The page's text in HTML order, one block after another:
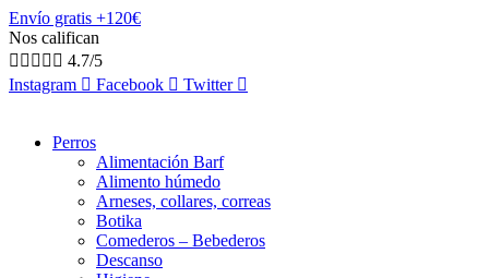
Envío gratis +120€
Nos califican
     4.7/5
Instagram
Facebook Twitter
Perros
Alimentación Barf
Alimento húmedo
Arneses, collares, correas
Botika
Comederos – Bebederos
Descanso